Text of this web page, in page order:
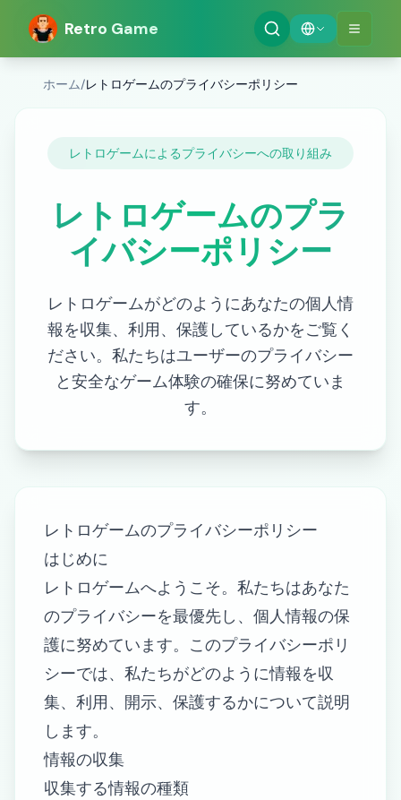
Retro Game
ホーム/レトロゲームのプライバシーポリシー
レトロゲームによるプライバシーへの取り組み
レトロゲームのプラ
イバシーポリシー
レトロゲームがどのようにあなたの個人情
報を収集、利用、保護しているかをご覧く
ださい。私たちはユーザーのプライバシー
と安全なゲーム体験の確保に努めていま
す。
レトロゲームのプライバシーポリシー
はじめに
レトロゲームへようこそ。私たちはあなた
のプライバシーを最優先し、個人情報の保
護に努めています。このプライバシーポリ
シーでは、私たちがどのように情報を収
集、利用、開示、保護するかについて説明
します。
情報の収集
収集する情報の種類